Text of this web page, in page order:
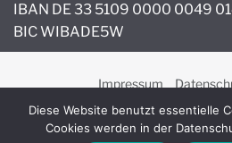
IBAN DE 33 5109 0000 0049
BIC WIBADE5W
Impressum
Copyright © 2026 Evangelische
Diese Website benutzt essentielle
Cookies werden in der